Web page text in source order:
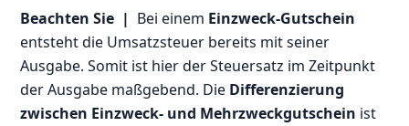
Beachten Sie | Bei einem Einzweck-Gutschein
entsteht die Umsatzsteuer bereits mit seiner
Ausgabe. Somit ist hier der Steuersatz im Zeitpunkt
der Ausgabe maßgebend. Die Differenzierung
zwischen Einzweck- und Mehrzweckgutschein ist